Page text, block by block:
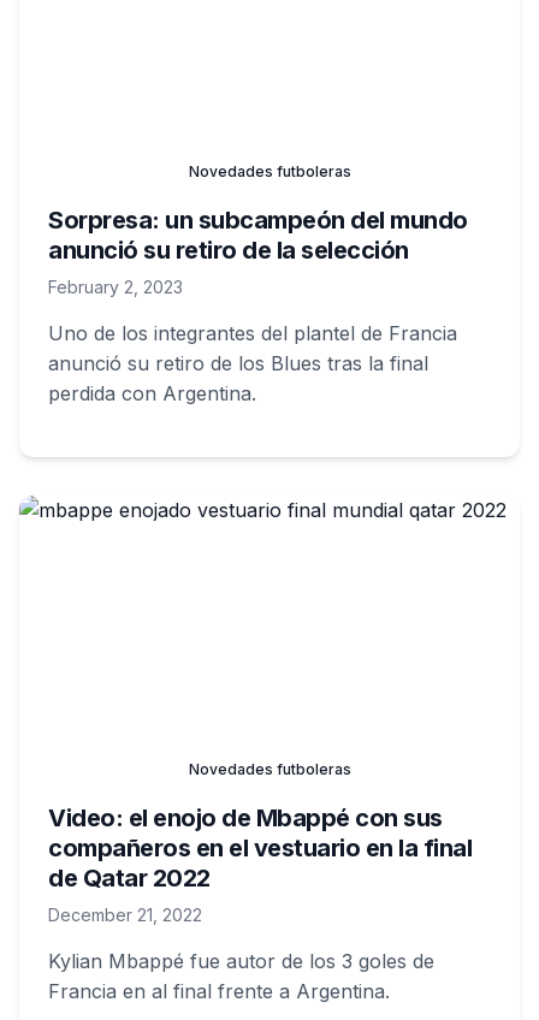
Novedades futboleras
Sorpresa: un subcampeón del mundo
anunció su retiro de la selección
February 2, 2023
Uno de los integrantes del plantel de Francia
anunció su retiro de los Blues tras la final
perdida con Argentina.
Novedades futboleras
Video: el enojo de Mbappé con sus
compañeros en el vestuario en la final
de Qatar 2022
December 21, 2022
Kylian Mbappé fue autor de los 3 goles de
Francia en al final frente a Argentina.